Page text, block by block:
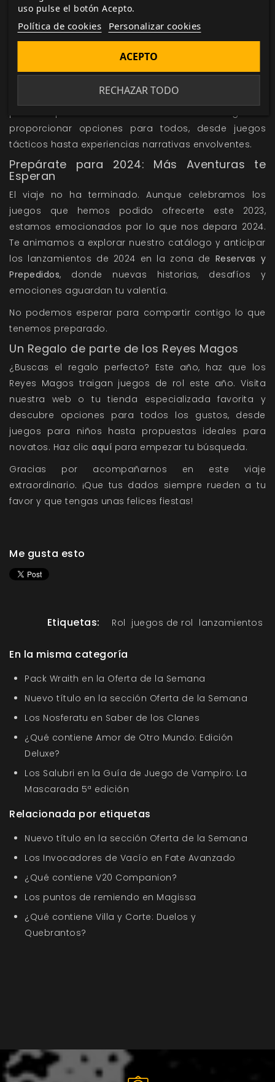
digitales, incluyendo el libro digital de manera
gratuita con tu compra del libro básico.
Juegos de Rol para Todos los Gustos
experimentados como para aquellos que dan sus
primeros pasos en el mundo del rol. Nos enorgullece
proporcionar opciones para todos, desde juegos
tácticos hasta experiencias narrativas envolventes.
Prepárate para 2024: Más Aventuras te
Esperan
El viaje no ha terminado. Aunque celebramos los
juegos que hemos podido ofrecerte este 2023,
estamos emocionados por lo que nos depara 2024.
Te animamos a explorar nuestro catálogo y anticipar
los lanzamientos de 2024 en la zona de Reservas y
Prepedidos, donde nuevas historias, desafíos y
emociones aguardan tu valentía.
No podemos esperar para compartir contigo lo que
tenemos preparado.
Un Regalo de parte de los Reyes Magos
¿Buscas el regalo perfecto? Este año, haz que los
Reyes Magos traigan juegos de rol este año. Visita
nuestra web o tu tienda especializada favorita y
descubre opciones para todos los gustos, desde
juegos para niños hasta propuestas ideales para
novatos. Haz clic aquí para empezar tu búsqueda.
Gracias por acompañarnos en este viaje
extraordinario. ¡Que tus dados siempre rueden a tu
favor y que tengas unas felices fiestas!
Me gusta esto
Etiquetas: Rol juegos de rol lanzamientos
En la misma categoría
Pack Wraith en la Oferta de la Semana
Nuevo título en la sección Oferta de la Semana
Los Nosferatu en Saber de los Clanes
¿Qué contiene Amor de Otro Mundo: Edición
Deluxe?
Los Salubri en la Guía de Juego de Vampiro: La
Mascarada 5ª edición
Relacionada por etiquetas
Nuevo título en la sección Oferta de la Semana
Los Invocadores de Vacío en Fate Avanzado
¿Qué contiene V20 Companion?
Los puntos de remiendo en Magissa
¿Qué contiene Villa y Corte: Duelos y
Quebrantos?
uso pulse el botón Acepto.
Política de cookies Personalizar cookies
RECHAZAR TODO
ACEPTO